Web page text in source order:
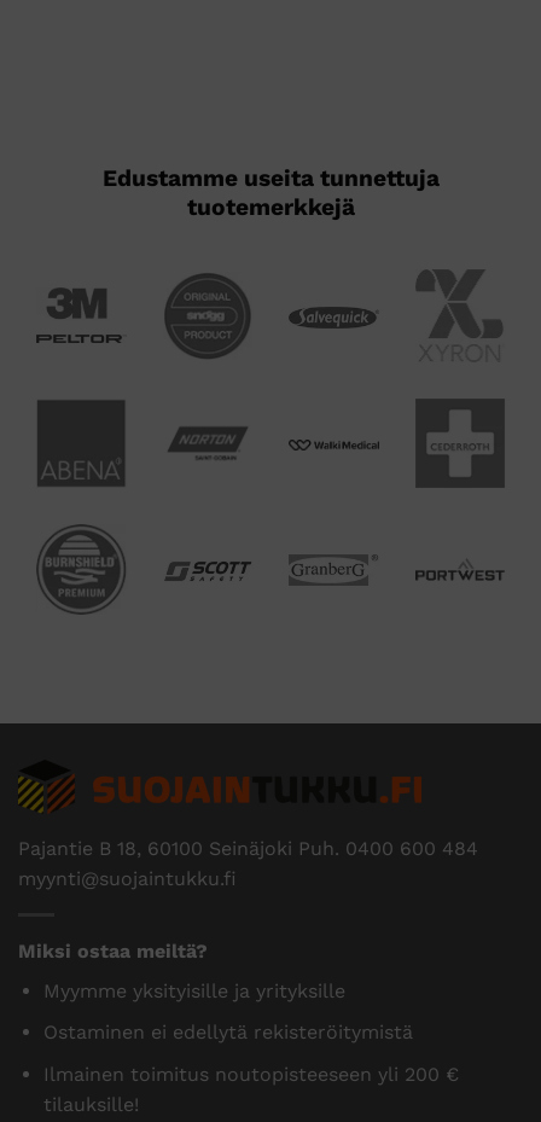
Edustamme useita tunnettuja
tuotemerkkejä
Pajantie B 18, 60100 Seinäjoki Puh. 0400 600 484
myynti@suojaintukku.fi
Miksi ostaa meiltä?
Myymme yksityisille ja yrityksille
Ostaminen ei edellytä rekisteröitymistä
Ilmainen toimitus noutopisteeseen yli 200 €
tilauksille!